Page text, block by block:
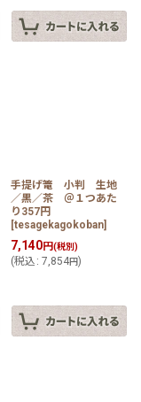
手提げ篭 小判 生地
／黒／茶 ＠１つあた
り357円
[tesagekagokoban]
7,140円(税別)
(税込 : 7,854円)